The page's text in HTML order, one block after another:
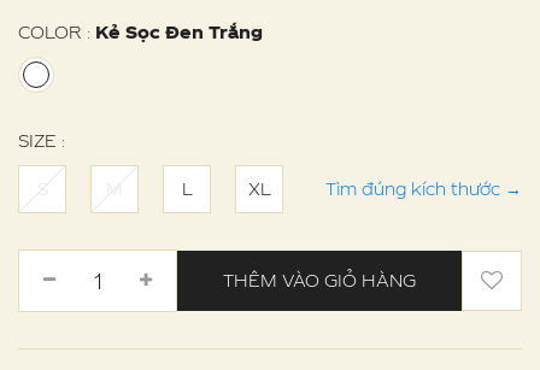
COLOR : Kẻ Sọc Đen Trắng
SIZE :
S M L XL Tìm đúng kích thước →
THÊM VÀO GIỎ HÀNG